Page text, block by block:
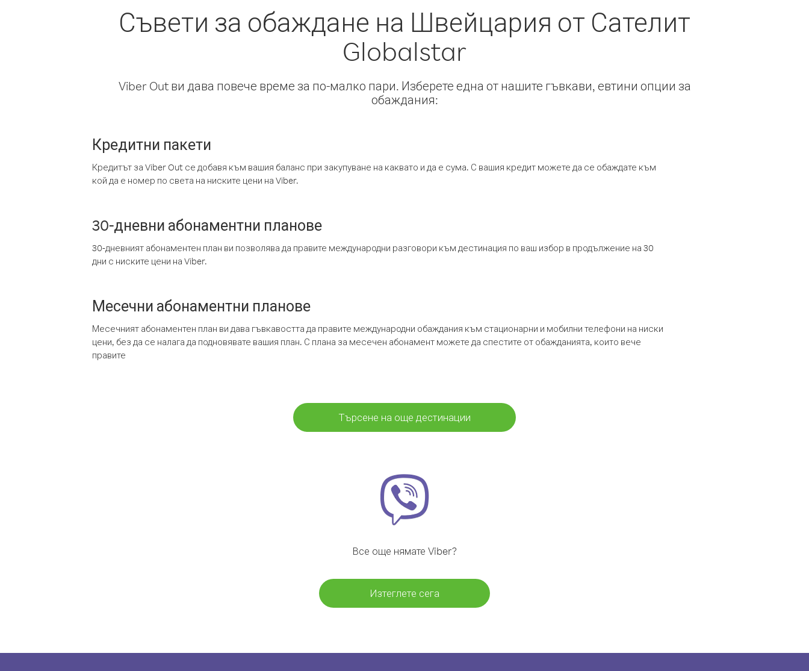
Съвети за обаждане на Швейцария от Сателит
Globalstar
Viber Out ви дава повече време за по-малко пари. Изберете една от нашите гъвкави, евтини опции за
обаждания:
Кредитни пакети
Кредитът за Viber Out се добавя към вашия баланс при закупуване на каквато и да е сума. С вашия кредит можете да се обаждате към
кой да е номер по света на ниските цени на Viber.
30-дневни абонаментни планове
30-дневният абонаментен план ви позволява да правите международни разговори към дестинация по ваш избор в продължение на 30
дни с ниските цени на Viber.
Месечни абонаментни планове
Месечният абонаментен план ви дава гъвкавостта да правите международни обаждания към стационарни и мобилни телефони на ниски
цени, без да се налага да подновявате вашия план. С плана за месечен абонамент можете да спестите от обажданията, които вече
правите
Търсене на още дестинации
Все още нямате Viber?
Изтеглете сега